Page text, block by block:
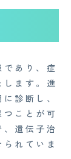
あり、症
ます。進
診断し、
ことが可
遺伝子治
れていま